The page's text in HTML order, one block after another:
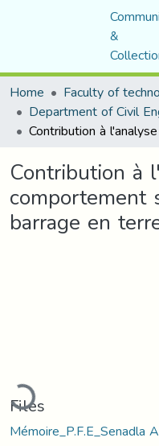
&
Home
Faculty of
Contribution à
comportement
barrage en
Loading...
Files
Mémoire_P.F.E_Senadla